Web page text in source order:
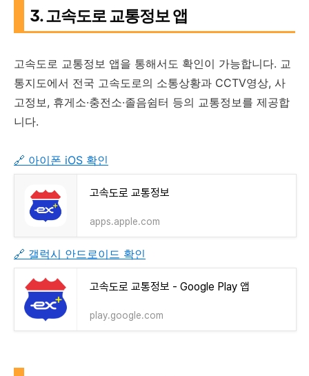
3. 고속도로 교통정보 앱
고속도로 교통정보 앱을 통해서도 확인이 가능합니다. 교
통지도에서 전국 고속도로의 소통상황과 CCTV영상, 사
고정보, 휴게소·충전소·졸음쉼터 등의 교통정보를 제공합
니다.
🔗 아이폰 iOS 확인
‎고속도로 교통정보
apps.apple.com
🔗 갤럭시 안드로이드 확인
고속도로 교통정보 - Google Play 앱
play.google.com